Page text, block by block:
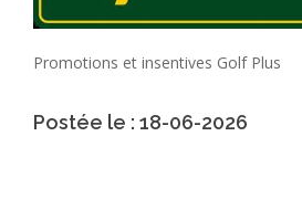
Promotions et insentives Golf Plus
Postée le : 18-06-2026